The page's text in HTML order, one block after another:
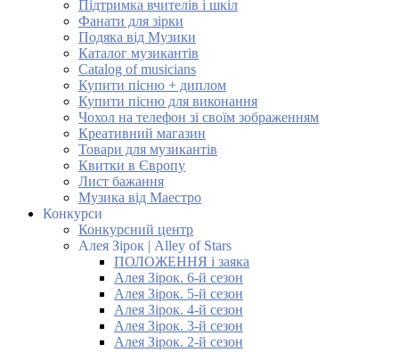
Підтримка вчителів і шкіл
Фанати для зірки
Подяка від Музики
Каталог музикантів
Catalog of musicians
Купити пісню + диплом
Купити пісню для виконання
Чохол на телефон зі своїм зображенням
Креативний магазин
Товари для музикантів
Квитки в Європу
Лист бажання
Музика від Маестро
Конкурси
Конкурсний центр
Алея Зірок | Alley of Stars
ПОЛОЖЕННЯ і заяка
Алея Зірок. 6-й сезон
Алея Зірок. 5-й сезон
Алея Зірок. 4-й сезон
Алея Зірок. 3-й сезон
Алея Зірок. 2-й сезон